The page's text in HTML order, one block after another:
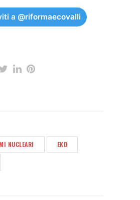
a @riformaecovalli
NUCLEARI EKD